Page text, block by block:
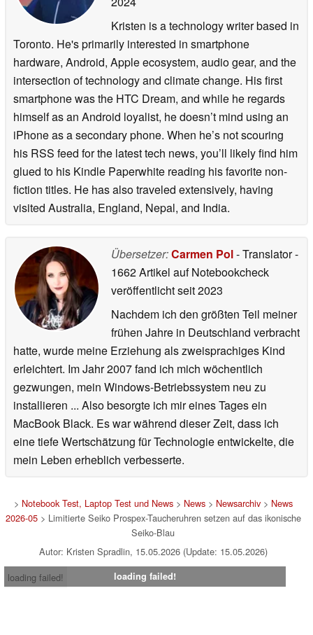
Kristen is a technology writer based in
Toronto. He's primarily interested in smartphone
hardware, Android, Apple ecosystem, audio gear, and the
intersection of technology and climate change. His first
smartphone was the HTC Dream, and while he regards
himself as an Android loyalist, he doesn’t mind using an
iPhone as a secondary phone. When he’s not scouring
his RSS feed for the latest tech news, you’ll likely find him
glued to his Kindle Paperwhite reading his favorite non-
fiction titles. He has also traveled extensively, having
visited Australia, England, Nepal, and India.
Übersetzer:Carmen Pol- Translator-
1662 Artikel auf Notebookcheck
veröffentlichtseit 2023
Nachdem ich den größten Teil meiner
frühen Jahre in Deutschland verbracht
hatte, wurde meine Erziehung als zweisprachiges Kind
erleichtert. Im Jahr 2007 fand ich mich wöchentlich
gezwungen, mein Windows-Betriebssystem neu zu
installieren ... Also besorgte ich mir eines Tages ein
MacBook Black. Es war während dieser Zeit, dass ich
eine tiefe Wertschätzung für Technologie entwickelte, die
mein Leben erheblich verbesserte.
> Notebook Test, Laptop Test und News> News> Newsarchiv> News
2026-05> Limitierte Seiko Prospex-Taucheruhren setzen auf das ikonische
Seiko-Blau
Autor: Kristen Spradlin, 15.05.2026 (Update: 15.05.2026)
loading failed!
loading failed!